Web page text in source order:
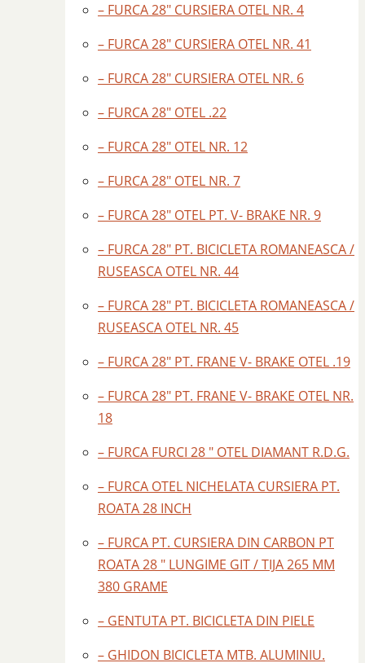
– FURCA 28″ CURSIERA OTEL NR. 4
– FURCA 28″ CURSIERA OTEL NR. 41
– FURCA 28″ CURSIERA OTEL NR. 6
– FURCA 28″ OTEL .22
– FURCA 28″ OTEL NR. 12
– FURCA 28″ OTEL NR. 7
– FURCA 28″ OTEL PT. V- BRAKE NR. 9
– FURCA 28″ PT. BICICLETA ROMANEASCA /
RUSEASCA OTEL NR. 44
– FURCA 28″ PT. BICICLETA ROMANEASCA /
RUSEASCA OTEL NR. 45
– FURCA 28″ PT. FRANE V- BRAKE OTEL .19
– FURCA 28″ PT. FRANE V- BRAKE OTEL NR.
18
– FURCA FURCI 28 " OTEL DIAMANT R.D.G.
– FURCA OTEL NICHELATA CURSIERA PT.
ROATA 28 INCH
– FURCA PT. CURSIERA DIN CARBON PT
ROATA 28 " LUNGIME GIT / TIJA 265 MM
380 GRAME
– GENTUTA PT. BICICLETA DIN PIELE
– GHIDON BICICLETA MTB. ALUMINIU.